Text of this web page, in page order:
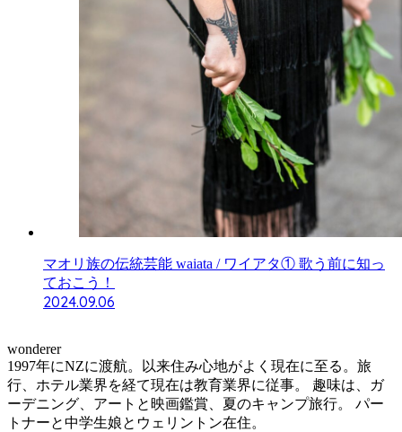
マオリ族の伝統芸能 waiata / ワイアタ① 歌う前に知っ
ておこう！
2024.09.06
wonderer
1997年にNZに渡航。以来住み心地がよく現在に至る。旅
行、ホテル業界を経て現在は教育業界に従事。 趣味は、ガ
ーデニング、アートと映画鑑賞、夏のキャンプ旅行。 パー
トナーと中学生娘とウェリントン在住。